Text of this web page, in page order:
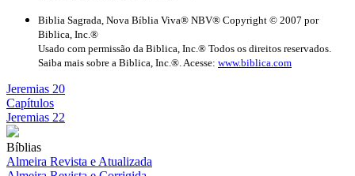
Biblia Sagrada, Nova Bíblia Viva® NBV® Copyright © 2007 por
Biblica, Inc.®
Usado com permissão da Biblica, Inc.® Todos os direitos reservados.
Saiba mais sobre a Biblica, Inc.®. Acesse: www.biblica.com
Jeremias 20
Capítulos
Jeremias 22
Bíblias
Almeira Revista e Atualizada